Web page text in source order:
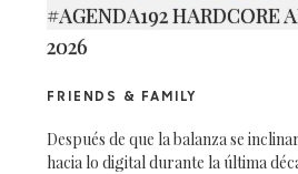
#AGENDA192 HARDCORE
2026
FRIENDS & FAMILY
Después de que la balanza se
hacia lo digital durante la última